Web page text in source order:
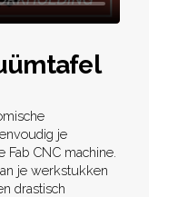
je
CNC machine.
je werkstukken
drastisch